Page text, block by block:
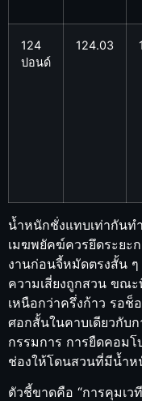
124
ปอนด์
124.03
น้ำหนักชั่งแทบเท่ากันท
เมฆพยัคฆ์ควรยึดระยะ
งานก่อนจี้หมัดตรงสั้น
ความเสี่ยงถูกสวน ขณ
เหนือกว่าครึ่งก้าว รอช็
ศอกสั้นในคาบเดียวกับ
กรรมการ การยืดคอมโ
ช่องให้โดนสวนที่มีน้ำห
ตัวชี้ขาดคือ “การคุมเว